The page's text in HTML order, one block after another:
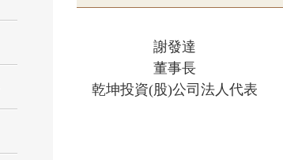
謝發達
董事長
乾坤投資(股)公司法人代表